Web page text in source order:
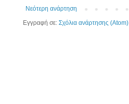
Νεότερη ανάρτηση
Εγγραφή σε: Σχόλια ανάρτησης (Atom)